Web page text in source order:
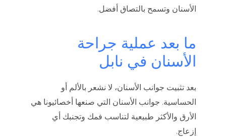
الأسنان وتسمح بالتصاق أفضل.
ما بعد عملية جراحة
الأسنان في نابل
بعد تثبيت جوانب الأسنان، لا نشعر بالألم أو
الحساسية. جوانب الأسنان التي صنعها أخصائيونا هي
الأرق والأكثر طبيعية لتناسب فمك وتجنبك أي
إزعاج.